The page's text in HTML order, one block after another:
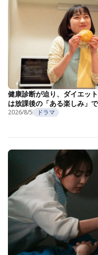
健康診断が迫り、ダイエッ
は放課後の「ある楽しみ」
2026/8/5 ドラマ